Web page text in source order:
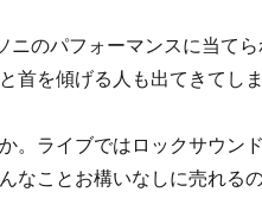
のパフォーマンスに当てら
首を傾げる人も出てきてし
。ライブではロックサウン
なことお構いなしに売れる